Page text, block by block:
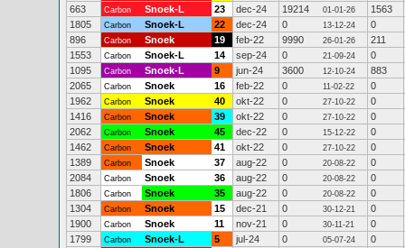
663
Carbon Snoek-L 23 dec-24 19214 01-01-26
1563
1805
Carbon Snoek-L 22 dec-24 0 13-12-24
0
896
Carbon Snoek 19 feb-22 9990 26-01-26
211
1553
Carbon Snoek-L 14 sep-24 0 21-09-24
0
1095
Carbon Snoek-L 9 jun-24 3600 12-10-24
883
2065
Carbon Snoek 16 feb-22 0 11-02-22
0
1962
Carbon Snoek 40 okt-22 0 27-10-22
0
1416
Carbon Snoek 39 okt-22 0 27-10-22
0
2062
Carbon Snoek 45 dec-22 0 15-12-22
0
1462
Carbon Snoek 41 okt-22 0 27-10-22
0
1389
Carbon Snoek 37 aug-22 0 20-08-22
0
2084
Carbon Snoek 36 aug-22 0 20-08-22
0
1806
Carbon Snoek 35 aug-22 0 20-08-22
0
1304
Carbon Snoek 15 dec-21 0 30-12-21
0
1900
Carbon Snoek 11 nov-21 0 30-11-21
0
1799
Carbon Snoek-L 5 jul-24 0 05-07-24
0